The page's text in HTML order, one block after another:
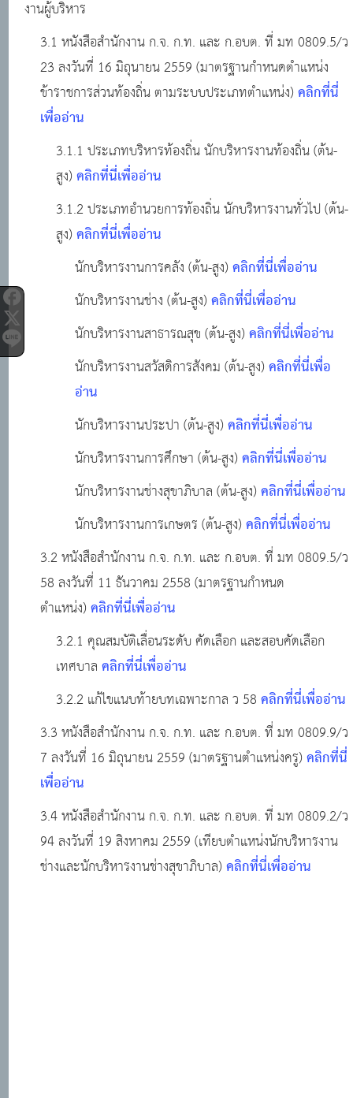
งานผู้บริหาร
3.1 หนังสือสำนักงาน ก.จ. ก.ท. และ ก.อบต. ที่ มท 0809.5/ว
23 ลงวันที่ 16 มิถุนายน 2559 (มาตรฐานกำหนดตำแหน่ง
ข้าราชการส่วนท้องถิ่น ตามระบบประเภทตำแหน่ง)คลิกที่นี่
เพื่ออ่าน
3.1.1 ประเภทบริหารท้องถิ่น นักบริหารงานท้องถิ่น (ต้น-
สูง)คลิกที่นี่เพื่ออ่าน
3.1.2 ประเภทอำนวยการท้องถิ่น นักบริหารงานทั่วไป (ต้น-
สูง)คลิกที่นี่เพื่ออ่าน
นักบริหารงานการคลัง (ต้น-สูง)คลิกที่นี่เพื่ออ่าน
นักบริหารงานช่าง (ต้น-สูง)คลิกที่นี่เพื่ออ่าน
นักบริหารงานสาธารณสุข (ต้น-สูง)คลิกที่นี่เพื่ออ่าน
นักบริหารงานสวัสดิการสังคม (ต้น-สูง)คลิกที่นี่เพื่อ
อ่าน
นักบริหารงานประปา (ต้น-สูง)คลิกที่นี่เพื่ออ่าน
นักบริหารงานการศึกษา (ต้น-สูง)คลิกที่นี่เพื่ออ่าน
นักบริหารงานช่างสุขาภิบาล (ต้น-สูง)คลิกที่นี่เพื่ออ่าน
นักบริหารงานการเกษตร (ต้น-สูง)คลิกที่นี่เพื่ออ่าน
3.2 หนังสือสำนักงาน ก.จ. ก.ท. และ ก.อบต. ที่ มท 0809.5/ว
58 ลงวันที่ 11 ธันวาคม 2558 (มาตรฐานกำหนด
ตำแหน่ง)คลิกที่นี่เพื่ออ่าน
3.2.1 คุณสมบัติเลื่อนระดับ คัดเลือก และสอบคัดเลือก
เทศบาลคลิกที่นี่เพื่ออ่าน
3.2.2 แก้ไขแนบท้ายบทเฉพาะกาล ว 58คลิกที่นี่เพื่ออ่าน
3.3 หนังสือสำนักงาน ก.จ. ก.ท. และ ก.อบต. ที่ มท 0809.9/ว
7 ลงวันที่ 16 มิถุนายน 2559 (มาตรฐานตำแหน่งครู)คลิกที่นี่
เพื่ออ่าน
3.4 หนังสือสำนักงาน ก.จ. ก.ท. และ ก.อบต. ที่ มท 0809.2/ว
94 ลงวันที่ 19 สิงหาคม 2559 (เทียบตำแหน่งนักบริหารงาน
ช่างและนักบริหารงานช่างสุขาภิบาล)คลิกที่นี่เพื่ออ่าน